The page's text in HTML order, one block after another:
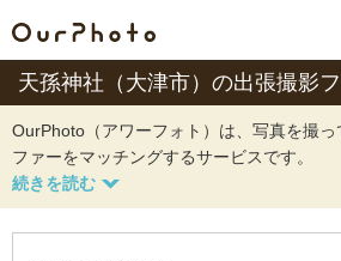
天孫神社（大津市）の出張撮影
OurPhoto（アワーフォト）は、写真を撮
ファーをマッチングするサービスです。